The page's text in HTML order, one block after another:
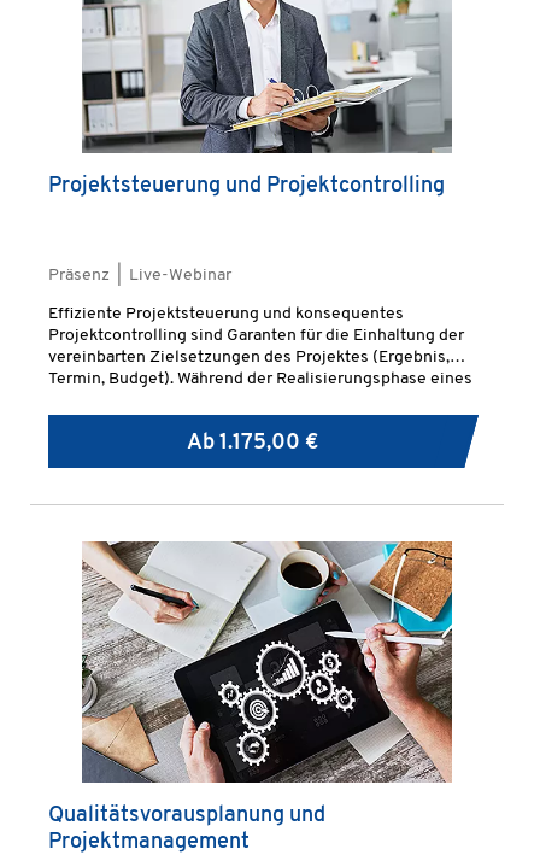
Projektsteuerung und Projektcontrolling
Präsenz | Live-Webinar
Effiziente Projektsteuerung und konsequentes
Projektcontrolling sind Garanten für die Einhaltung der
vereinbarten Zielsetzungen des Projektes (Ergebnis,
Termin, Budget). Während der Realisierungsphase eines
Ab 1.175,00 €
Qualitätsvorausplanung und
Projektmanagement